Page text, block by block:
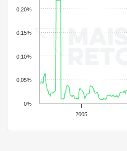
2005
0%
0,05%
0,10%
0,15%
0,20%